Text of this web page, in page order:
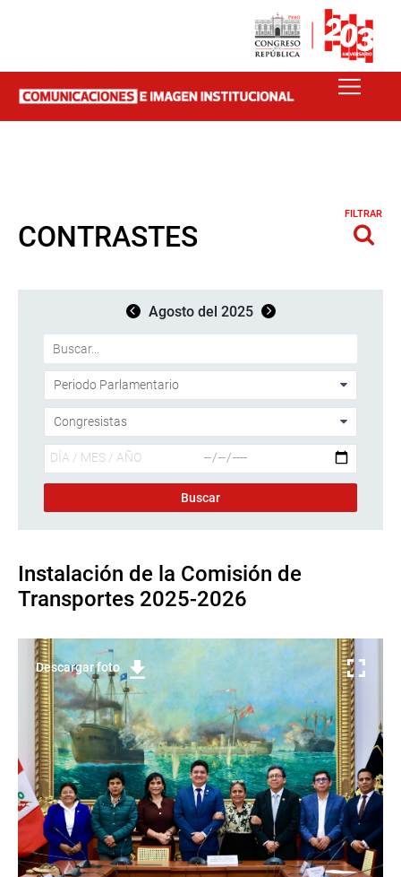
CONTRASTES
FILTRAR
Agosto del 2025
Instalación de la Comisión de
Transportes 2025-2026
Descargar foto